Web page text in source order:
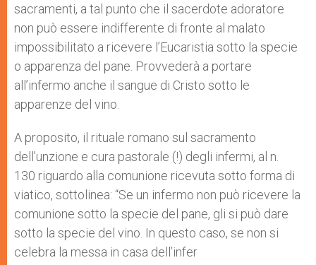
sacramenti, a tal punto che il sacerdote adoratore
non può essere indifferente di fronte al malato
impossibilitato a ricevere l’Eucaristia sotto la specie
o apparenza del pane. Provvederà a portare
all’infermo anche il sangue di Cristo sotto le
apparenze del vino.
A proposito, il rituale romano sul sacramento
dell’unzione e cura pastorale (!) degli infermi, al n.
130 riguardo alla comunione ricevuta sotto forma di
viatico, sottolinea: “Se un infermo non può ricevere la
comunione sotto la specie del pane, gli si può dare
sotto la specie del vino. In questo caso, se non si
celebra la messa in casa dell’infer